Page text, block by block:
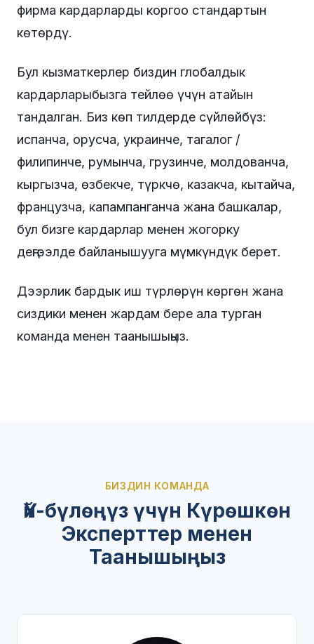
фирма кардарларды коргоо стандартын
көтөрдү.
Бул кызматкерлер биздин глобалдык
кардарларыбызга тейлөө үчүн атайын
тандалган. Биз көп тилдерде сүйлөйбүз:
испанча, орусча, украинче, тагалог /
филипинче, румынча, грузинче, молдованча,
кыргызча, өзбекче, түркчө, казакча, кытайча,
французча, капампанганча жана башкалар,
бул бизге кардарлар менен жогорку
деңгээлде байланышууга мүмкүндүк берет.
Дээрлик бардык иш түрлөрүн көргөн жана
сиздики менен жардам бере ала турган
команда менен таанышыңыз.
БИЗДИН КОМАНДА
Үй-бүлөңүз үчүн Күрөшкөн
Эксперттер менен
Таанышыңыз